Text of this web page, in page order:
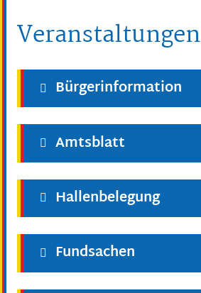
Veranstaltungen
Bürgerinformation
Amtsblatt
Hallenbelegung
Fundsachen